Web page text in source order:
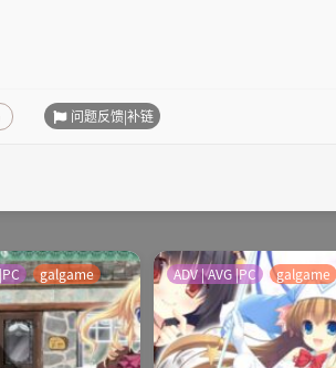
问题反馈|补链
galgame ADV | AVG |PC galgame